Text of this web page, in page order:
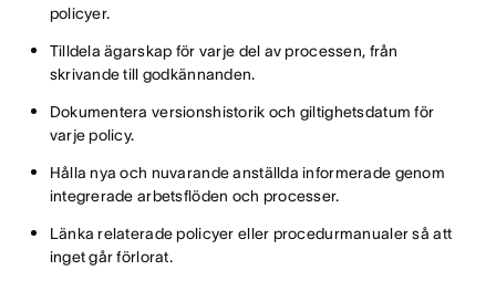
policyer.
Tilldela ägarskap för varje del av processen, från
skrivande till godkännanden.
Dokumentera versionshistorik och giltighetsdatum för
varje policy.
Hålla nya och nuvarande anställda informerade genom
integrerade arbetsflöden och processer.
Länka relaterade policyer eller procedurmanualer så att
inget går förlorat.